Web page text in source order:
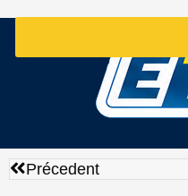
Précédent
Précedent